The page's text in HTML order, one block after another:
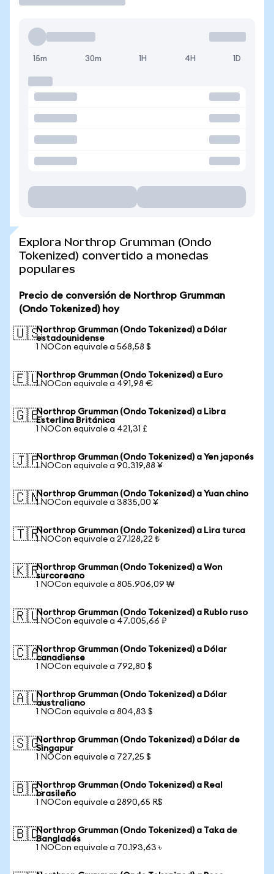
15m 30m 1H 4H 1D
Explora Northrop Grumman (Ondo
Tokenized) convertido a monedas
populares
Precio de conversión de Northrop Grumman
(Ondo Tokenized) hoy
🇺🇸Northrop Grumman (Ondo Tokenized) a Dólar
estadounidense
1 NOCon equivale a 568,58 $
🇪🇺Northrop Grumman (Ondo Tokenized) a Euro
1 NOCon equivale a 491,98 €
🇬🇧Northrop Grumman (Ondo Tokenized) a Libra
Esterlina Británica
1 NOCon equivale a 421,31 £
🇯🇵Northrop Grumman (Ondo Tokenized) a Yen japonés
1 NOCon equivale a 90.319,88 ¥
🇨🇳Northrop Grumman (Ondo Tokenized) a Yuan chino
1 NOCon equivale a 3835,00 ¥
🇹🇷Northrop Grumman (Ondo Tokenized) a Lira turca
1 NOCon equivale a 27.128,22 ₺
🇰🇷Northrop Grumman (Ondo Tokenized) a Won
surcoreano
1 NOCon equivale a 805.906,09 ₩
🇷🇺Northrop Grumman (Ondo Tokenized) a Rublo ruso
1 NOCon equivale a 47.005,66 ₽
🇨🇦Northrop Grumman (Ondo Tokenized) a Dólar
canadiense
1 NOCon equivale a 792,80 $
🇦🇺Northrop Grumman (Ondo Tokenized) a Dólar
australiano
1 NOCon equivale a 804,83 $
🇸🇬Northrop Grumman (Ondo Tokenized) a Dólar de
Singapur
1 NOCon equivale a 727,25 $
🇧🇷Northrop Grumman (Ondo Tokenized) a Real
brasileño
1 NOCon equivale a 2890,65 R$
🇧🇩Northrop Grumman (Ondo Tokenized) a Taka de
Bangladés
1 NOCon equivale a 70.193,63 ৳